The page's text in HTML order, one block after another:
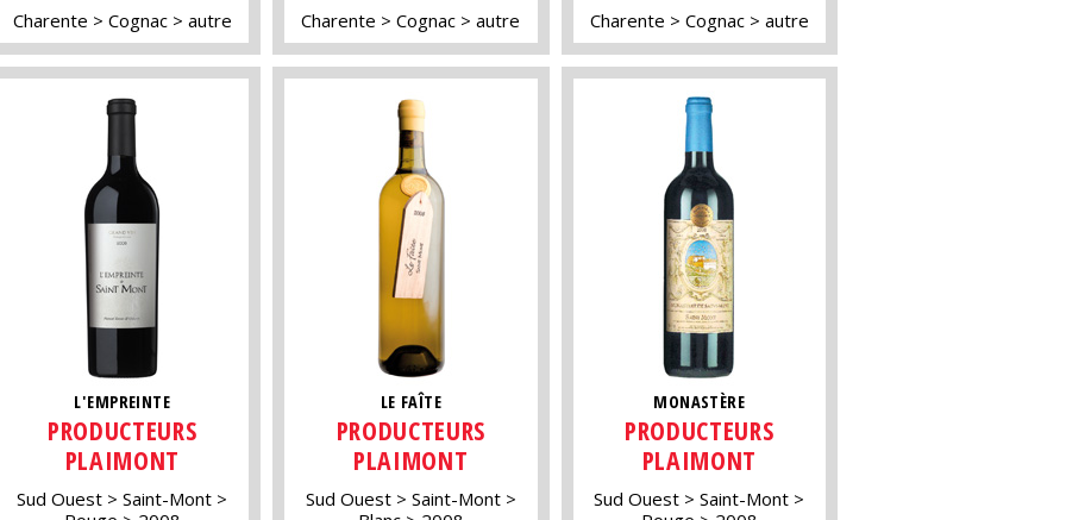
Charente Cognac autre Charente Cognac autre Charente Cognac autre
L'EMPREINTE
PRODUCTEURS
PLAIMONT
Sud Ouest
Saint-Mont
LE FAÎTE
PRODUCTEURS
PLAIMONT
Sud Ouest
Saint-Mont
MONASTÈRE
PRODUCTEURS
PLAIMONT
Sud Ouest
Saint-Mont